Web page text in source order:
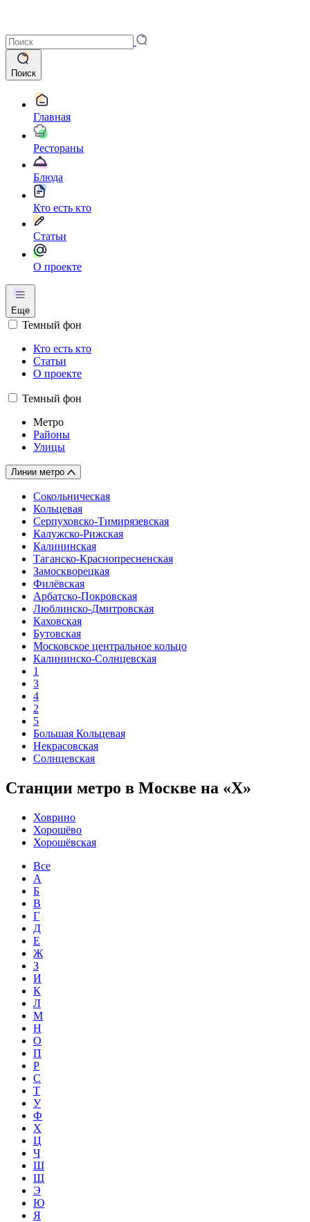
Поиск
Главная
Рестораны
Блюда
Кто есть кто
Статьи
О проекте
Еще
Темный фон
Кто есть кто
Статьи
О проекте
Темный фон
Метро
Районы
Улицы
Линии метро
Сокольническая
Кольцевая
Серпуховско-Тимирязевская
Калужско-Рижская
Калининская
Таганско-Краснопресненская
Замоскворецкая
Филёвская
Арбатско-Покровская
Люблинско-Дмитровская
Каховская
Бутовская
Московское центральное кольцо
Калининско-Солнцевская
1
3
4
2
5
Большая Кольцевая
Некрасовская
Солнцевская
Станции метро в Москве на «Х»
Ховрино
Хорошёво
Хорошёвская
Все
А
Б
В
Г
Д
Е
Ж
З
И
К
Л
М
Н
О
П
Р
С
Т
У
Ф
Х
Ц
Ч
Ш
Щ
Э
Ю
Я